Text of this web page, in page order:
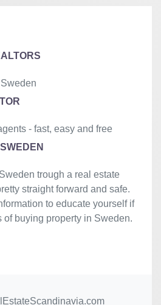
- fast, easy and free
trough a real estate
straight forward and safe.
to educate yourself if
of buying property in Sweden.